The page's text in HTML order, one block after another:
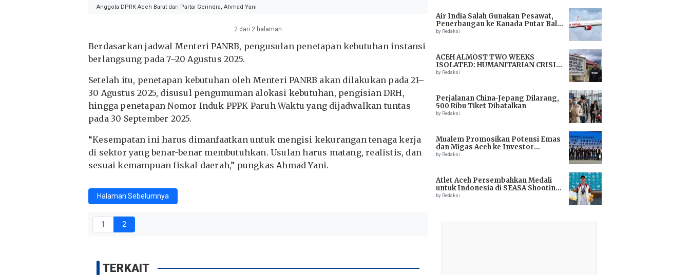
Anggota DPRK Aceh Barat dari Partai Gerindra, Ahmad Yani
2 dari 2 halaman
Berdasarkan jadwal Menteri PANRB, pengusulan penetapan kebutuhan instansi
berlangsung pada 7–20 Agustus 2025.
Setelah itu, penetapan kebutuhan oleh Menteri PANRB akan dilakukan pada 21–
30 Agustus 2025, disusul pengumuman alokasi kebutuhan, pengisian DRH,
hingga penetapan Nomor Induk PPPK Paruh Waktu yang dijadwalkan tuntas
pada 30 September 2025.
“Kesempatan ini harus dimanfaatkan untuk mengisi kekurangan tenaga kerja
di sektor yang benar-benar membutuhkan. Usulan harus matang, realistis, dan
sesuai kemampuan fiskal daerah,” pungkas Ahmad Yani.
Halaman Sebelumnya
1 2
TERKAIT
Air India Salah Gunakan Pesawat,
Penerbangan ke Kanada Putar Balik
Setelah 9 Jam di Udara
by Redaksi
ACEH ALMOST TWO WEEKS
ISOLATED: HUMANITARIAN CRISIS
THREATENS LIVES, IMMEDIATE
by Redaksi
Perjalanan China-Jepang Dilarang,
500 Ribu Tiket Dibatalkan
by Redaksi
Mualem Promosikan Potensi Emas
dan Migas Aceh ke Investor
Tiongkok
by Redaksi
Atlet Aceh Persembahkan Medali
untuk Indonesia di SEASA Shooting
Championship 2025
by Redaksi